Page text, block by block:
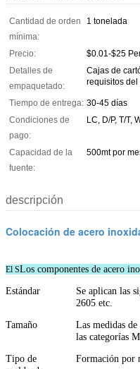
Cantidad de orden
mínima:
1 tonelada
Precio:
$0.01-$25
Detalles de
empaquetado:
Cajas de
requisitos del
Tiempo de entrega: 30-45 días
Condiciones de
pago:
LC, D/P, T/T,
Capacidad de la
fuente:
500mt por
descripción
Colocación de acero
El SLos componentes de acero
Estándar
Se aplican las
2605 etc.
Tamaño
Las medidas
las categorías
Tipo de
Formación por